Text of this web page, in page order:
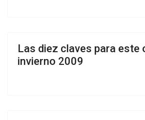
Las diez claves para este
invierno 2009